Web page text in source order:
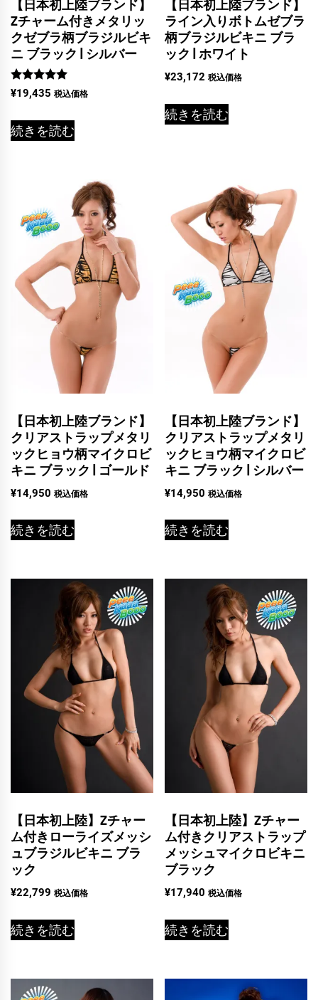
【日本初上陸ブランド】
Zチャーム付きメタリッ
クゼブラ柄ブラジルビキ
ニ ブラック | シルバー
5段階中
5.00
¥19,435 税込価格
続きを読む
【日本初上陸ブランド】
ライン入りボトムゼブラ
柄ブラジルビキニ ブラ
ック | ホワイト
¥23,172 税込価格
続きを読む
【日本初上陸ブランド】
クリアストラップメタリ
ックヒョウ柄マイクロビ
キニ ブラック | ゴールド
¥14,950 税込価格
続きを読む
【日本初上陸ブランド】
クリアストラップメタリ
ックヒョウ柄マイクロビ
キニ ブラック | シルバー
¥14,950 税込価格
続きを読む
【日本初上陸】Zチャー
ム付きローライズメッシ
ュブラジルビキニ ブラ
ック
¥22,799 税込価格
続きを読む
【日本初上陸】Zチャー
ム付きクリアストラップ
メッシュマイクロビキニ
ブラック
¥17,940 税込価格
続きを読む